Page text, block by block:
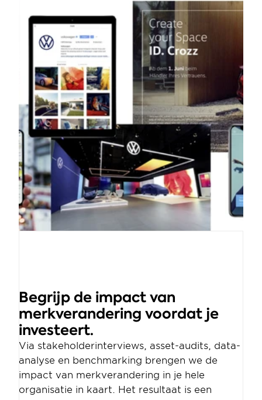
Begrijp de impact van
merkverandering voordat je
investeert.
Via stakeholderinterviews, asset-audits, data-
analyse en benchmarking brengen we de
impact van merkverandering in je hele
organisatie in kaart. Het resultaat is een